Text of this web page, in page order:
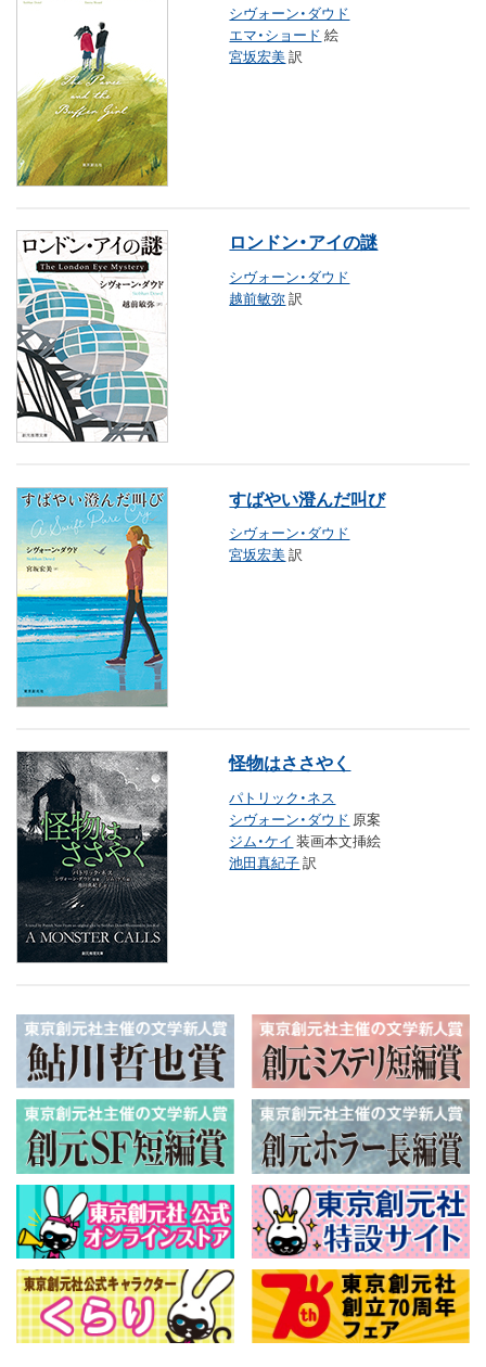
シヴォーン・ダウド
エマ・ショード 絵
宮坂宏美訳
ロンドン・アイの謎
シヴォーン・ダウド
越前敏弥訳
すばやい澄んだ叫び
シヴォーン・ダウド
宮坂宏美訳
怪物はささやく
パトリック・ネス
シヴォーン・ダウド 原案
ジム・ケイ 装画本文挿絵
池田真紀子訳